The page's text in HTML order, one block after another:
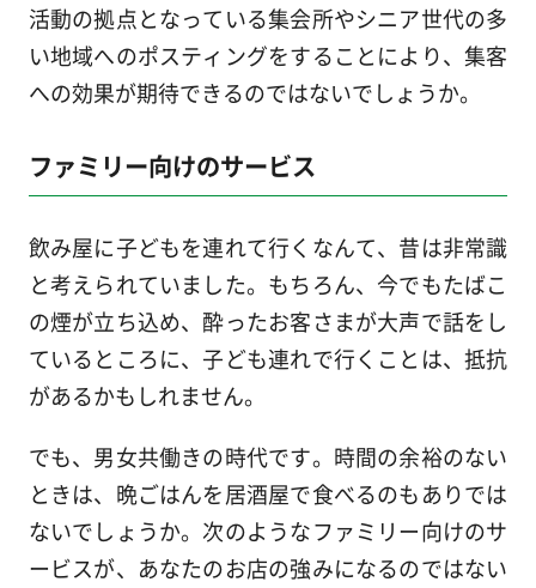
活動の拠点となっている集会所やシニア世代の多
い地域へのポスティングをすることにより、集客
への効果が期待できるのではないでしょうか。
ファミリー向けのサービス
飲み屋に子どもを連れて行くなんて、昔は非常識
と考えられていました。もちろん、今でもたばこ
の煙が立ち込め、酔ったお客さまが大声で話をし
ているところに、子ども連れで行くことは、抵抗
があるかもしれません。
でも、男女共働きの時代です。時間の余裕のない
ときは、晩ごはんを居酒屋で食べるのもありでは
ないでしょうか。次のようなファミリー向けのサ
ービスが、あなたのお店の強みになるのではない